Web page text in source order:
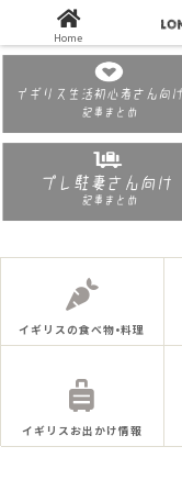
イギリスの食べ物•料理
イギリスお出かけ情報
Home